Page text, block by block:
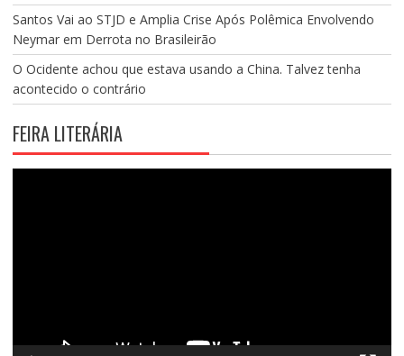
Santos Vai ao STJD e Amplia Crise Após Polêmica Envolvendo
Neymar em Derrota no Brasileirão
O Ocidente achou que estava usando a China. Talvez tenha
acontecido o contrário
FEIRA LITERÁRIA